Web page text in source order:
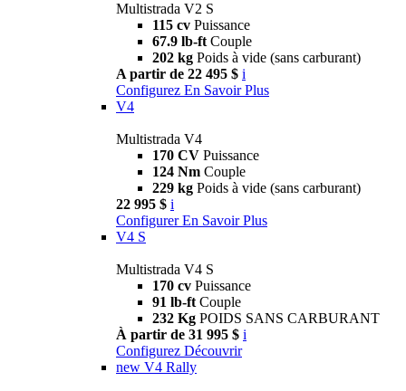
Multistrada V2 S
115 cv Puissance
67.9 lb-ft Couple
202 kg Poids à vide (sans carburant)
A partir de 22 495 $ i
Configurez En Savoir Plus
V4
Multistrada V4
170 CV Puissance
124 Nm Couple
229 kg Poids à vide (sans carburant)
22 995 $ i
Configurer En Savoir Plus
V4 S
Multistrada V4 S
170 cv Puissance
91 lb-ft Couple
232 Kg POIDS SANS CARBURANT
À partir de 31 995 $ i
Configurez Découvrir
new V4 Rally